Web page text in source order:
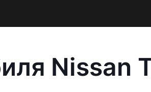
Nissan